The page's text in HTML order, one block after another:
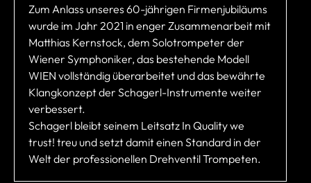
Zum Anlass unseres 60-jährigen Firmenjubiläums
wurde im Jahr 2021 in enger Zusammenarbeit mit
Matthias Kernstock, dem Solotrompeter der
Wiener Symphoniker, das bestehende Modell
WIEN vollständig überarbeitet und das bewährte
Klangkonzept der Schagerl-Instrumente weiter
verbessert.
Schagerl bleibt seinem Leitsatz In Quality we
trust! treu und setzt damit einen Standard in der
Welt der professionellen Drehventil Trompeten.